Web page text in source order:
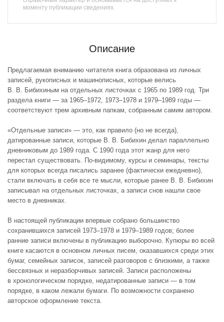
моменту публикации сведениях.
Описание
Предлагаемая вниманию читателя книга образована из личных
записей, рукописных и машинописных, которые велись
В. В. Бибихиным на отдельных листочках с 1965 по 1989 год. Три
раздела книги — за 1965–1972, 1973–1978 и 1979–1989 годы —
соответствуют трем архивным папкам, собранным самим автором.
«Отдельные записи» — это, как правило (но не всегда),
датированные записи, которые В. В. Бибихин делал параллельно
дневниковым до 1989 года. С 1990 года этот жанр для него
перестал существовать. По-видимому, курсы и семинары, тексты
для которых всегда писались заранее (фактически ежедневно),
стали включать в себя все те мысли, которые ранее В. В. Бибихин
записывал на отдельных листочках, а записи снов нашли свое
место в дневниках.
В настоящей публикации впервые собрано большинство
сохранившихся записей 1973–1978 и 1979–1989 годов; более
ранние записи включены в публикацию выборочно. Купюры во всей
книге касаются в основном личных писем, оказавшихся среди этих
бумаг, семейных записок, записей разговоров с близкими, а также
бессвязных и неразборчивых записей. Записи расположены
в хронологическом порядке, недатированные записи — в том
порядке, в каком лежали бумаги. По возможности сохранено
авторское оформление текста.